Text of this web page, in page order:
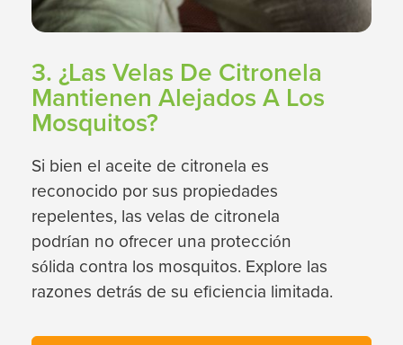
3. ¿Las Velas De Citronela
Mantienen Alejados A Los
Mosquitos?
Si bien el aceite de citronela es
reconocido por sus propiedades
repelentes, las velas de citronela
podrían no ofrecer una protección
sólida contra los mosquitos. Explore las
razones detrás de su eficiencia limitada.